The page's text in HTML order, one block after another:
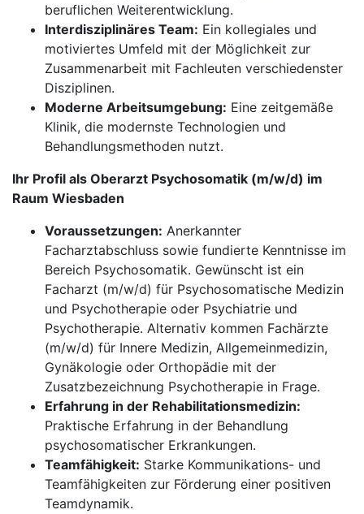
beruflichen Weiterentwicklung.
Interdisziplinäres Team: Ein kollegiales und
motiviertes Umfeld mit der Möglichkeit zur
Zusammenarbeit mit Fachleuten verschiedenster
Disziplinen.
Moderne Arbeitsumgebung: Eine zeitgemäße
Klinik, die modernste Technologien und
Behandlungsmethoden nutzt.
Ihr Profil als Oberarzt Psychosomatik (m/w/d) im
Raum Wiesbaden
Voraussetzungen: Anerkannter
Facharztabschluss sowie fundierte Kenntnisse im
Bereich Psychosomatik. Gewünscht ist ein
Facharzt (m/w/d) für Psychosomatische Medizin
und Psychotherapie oder Psychiatrie und
Psychotherapie. Alternativ kommen Fachärzte
(m/w/d) für Innere Medizin, Allgemeinmedizin,
Gynäkologie oder Orthopädie mit der
Zusatzbezeichnung Psychotherapie in Frage.
Erfahrung in der Rehabilitationsmedizin:
Praktische Erfahrung in der Behandlung
psychosomatischer Erkrankungen.
Teamfähigkeit: Starke Kommunikations- und
Teamfähigkeiten zur Förderung einer positiven
Teamdynamik.